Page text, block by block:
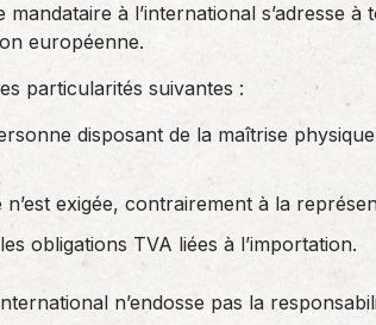
à l’international s’adresse
européenne.
particularités suivantes :
disposant de la maîtrise
exigée, contrairement à la
obligations TVA liées à l’importation.
n’endosse pas la